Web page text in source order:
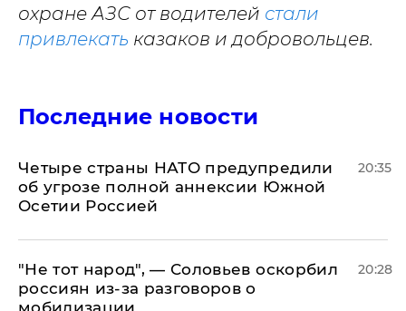
охране АЗС от водителей стали
привлекать казаков и добровольцев.
Последние новости
Четыре страны НАТО предупредили
об угрозе полной аннексии Южной
Осетии Россией
20:35
​"Не тот народ", — Соловьев оскорбил
россиян из-за разговоров о
мобилизации
20:28